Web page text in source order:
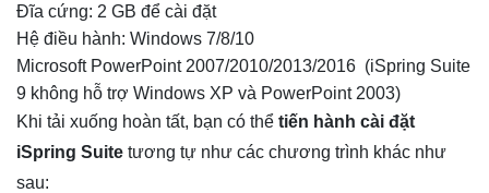
Đĩa cứng: 2 GB để cài đặt
Hệ điều hành: Windows 7/8/10
Microsoft PowerPoint 2007/2010/2013/2016 (iSpring Suite
9 không hỗ trợ Windows XP và PowerPoint 2003)
Khi tải xuống hoàn tất, bạn có thể tiến hành cài đặt
iSpring Suite tương tự như các chương trình khác như
sau: